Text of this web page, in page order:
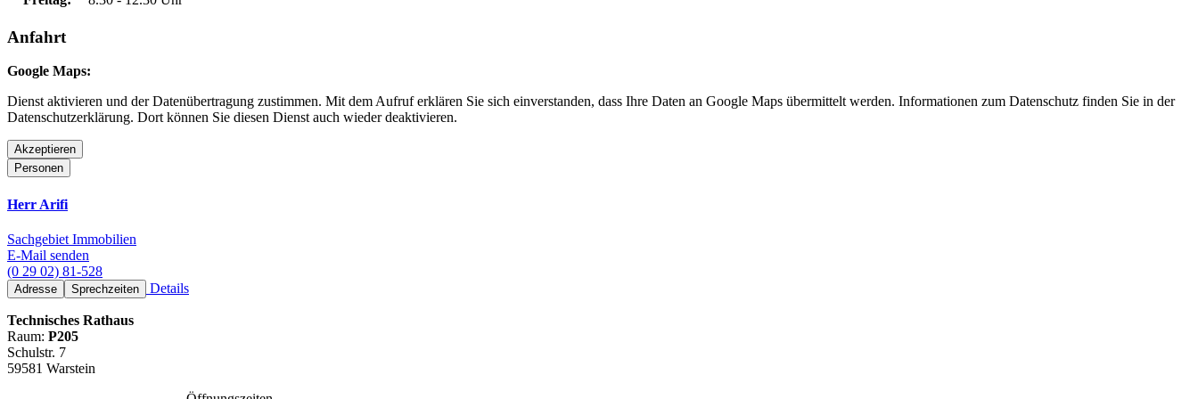
Anfahrt
Google Maps:
Dienst aktivieren und der Datenübertragung zustimmen. Mit dem Aufruf erklären Sie sich einverstanden, dass Ihre Daten an Google Maps übermittelt werden. Informationen zum Datenschutz finden Sie in der
Datenschutzerklärung. Dort können Sie diesen Dienst auch wieder deaktivieren.
Akzeptieren
Personen
Herr Arifi
Sachgebiet Immobilien
E-Mail senden
(0 29 02) 81-528
Adresse Sprechzeiten Details
Technisches Rathaus
Raum: P205
Schulstr. 7
59581 Warstein